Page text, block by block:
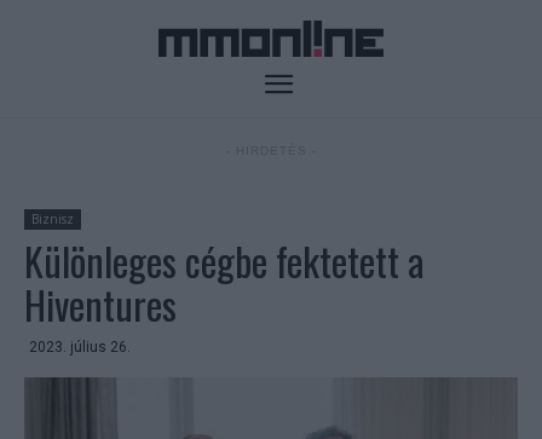
Biznisz
Különleges cégbe fektetett a
Hiventures
2023. július 26.